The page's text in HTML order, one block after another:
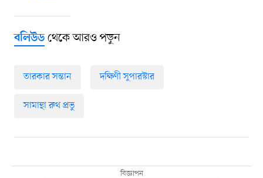
বলিউডথেকে আরও পড়ুন
তারকার সন্তান দক্ষিণী সুপারস্টার
সামান্থা রুথ প্রভু